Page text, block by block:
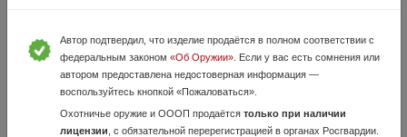
Пневматика
31 Июля, в 00:24
Пистолет Газобалонный, калибр 4,5мм, состояние нового.
Автор подтвердил, что изделие продаётся в полном соответствии с
федеральным законом «Об Оружии». Если у вас есть сомнения или
автором предоставлена недостоверная информация —
воспользуйтесь кнопкой «Пожаловаться».
Охотничье оружие и ОООП продаётся только при наличии
лицензии , с обязательной перерегистрацией в органах Росгвардии.